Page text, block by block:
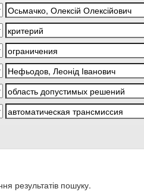
результатів пошуку.